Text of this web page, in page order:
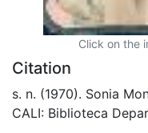
Click on the
Citation
s. n. (1970). Sonia
CALI: Biblioteca